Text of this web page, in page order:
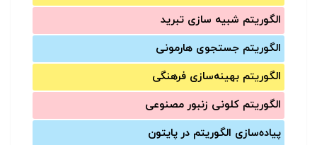
الگوریتم شبیه سازی تبرید
الگوریتم جستجوی هارمونی
الگوریتم بهینه‌سازی فرهنگی
الگوریتم کلونی زنبور مصنوعی
پیاده‌سازی الگوریتم در پایتون